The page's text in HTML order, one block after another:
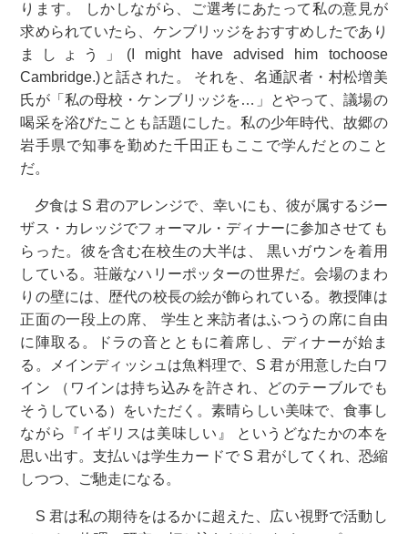
ります。 しかしながら、ご選考にあたって私の意見が
求められていたら、ケンブリッジをおすすめしたであり
ましょう」(I might have advised him tochoose
Cambridge.)と話された。 それを、名通訳者・村松増美
氏が「私の母校・ケンブリッジを…」とやって、議場の
喝采を浴びたことも話題にした。私の少年時代、故郷の
岩手県で知事を勤めた千田正もここで学んだとのこと
だ。
夕食は S 君のアレンジで、幸いにも、彼が属するジー
ザス・カレッジでフォーマル・ディナーに参加させても
らった。彼を含む在校生の大半は、 黒いガウンを着用
している。荘厳なハリーポッターの世界だ。会場のまわ
りの壁には、歴代の校長の絵が飾られている。教授陣は
正面の一段上の席、 学生と来訪者はふつうの席に自由
に陣取る。ドラの音とともに着席し、ディナーが始ま
る。メインディッシュは魚料理で、S 君が用意した白ワ
イン （ワインは持ち込みを許され、どのテーブルでも
そうしている）をいただく。素晴らしい美味で、食事し
ながら『イギリスは美味しい』 というどなたかの本を
思い出す。支払いは学生カードで S 君がしてくれ、恐縮
しつつ、ご馳走になる。
S 君は私の期待をはるかに超えた、広い視野で活動し